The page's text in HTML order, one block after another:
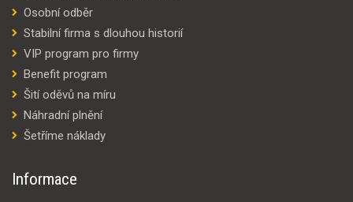
Osobní odběr
Stabilní firma s dlouhou historií
VIP program pro firmy
Benefit program
Šití oděvů na míru
Náhradní plnění
Šetříme náklady
Informace